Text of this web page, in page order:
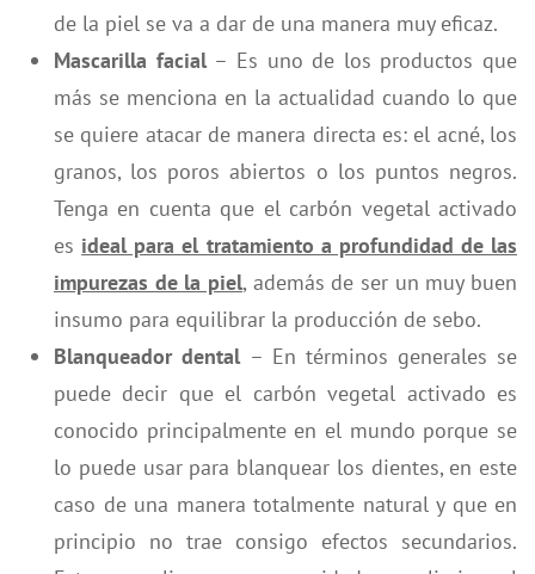
de la piel se va a dar de una manera muy eficaz.
Mascarilla facial– Es uno de los productos que
más se menciona en la actualidad cuando lo que
se quiere atacar de manera directa es: el acné, los
granos, los poros abiertos o los puntos negros.
Tenga en cuenta que el carbón vegetal activado
es ideal para el tratamiento a profundidad de las
impurezas de la piel, además de ser un muy buen
insumo para equilibrar la producción de sebo.
Blanqueador dental – En términos generales se
puede decir que el carbón vegetal activado es
conocido principalmente en el mundo porque se
lo puede usar para blanquear los dientes, en este
caso de una manera totalmente natural y que en
principio no trae consigo efectos secundarios.